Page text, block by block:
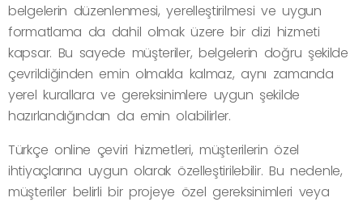
belgelerin düzenlenmesi, yerelleştirilmesi ve uygun
formatlama da dahil olmak üzere bir dizi hizmeti
kapsar. Bu sayede müşteriler, belgelerin doğru şekilde
çevrildiğinden emin olmakla kalmaz, aynı zamanda
yerel kurallara ve gereksinimlere uygun şekilde
hazırlandığından da emin olabilirler.
Türkçe online çeviri hizmetleri, müşterilerin özel
ihtiyaçlarına uygun olarak özelleştirilebilir. Bu nedenle,
müşteriler belirli bir projeye özel gereksinimleri veya